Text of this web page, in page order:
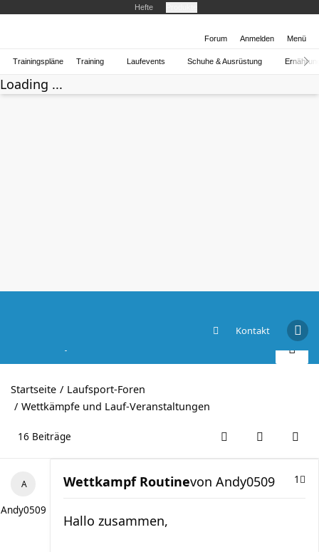
Hefte
Forum Anmelden Menü
Trainingspläne Training Laufevents Schuhe & Ausrüstung
Loading ...
Kontakt
Startseite
Laufsport-Foren
Wettkämpfe und Lauf-Veranstaltungen
16 Beiträge
Andy0509
Wettkampf Routine 1
von Andy0509
Hallo zusammen,